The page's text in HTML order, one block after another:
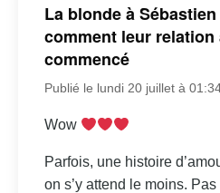
La blonde à
comment leur relation
commencé
Publié le lundi 20 juillet à
Wow
Parfois, une histoire
on s’y attend le moins.